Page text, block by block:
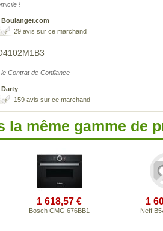
!
Boulanger.com
29 avis sur ce marchand
Contrat de Confiance
Darty
159 avis sur ce marchand
la même gamme de
1 618,57 €
Bosch CMG 676BB1
1
Neff